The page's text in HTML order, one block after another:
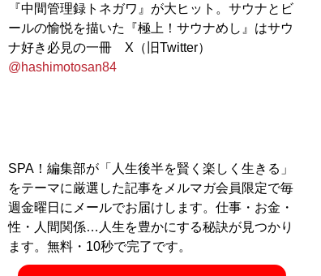
『中間管理録トネガワ』が大ヒット。サウナとビ
ールの愉悦を描いた『極上！サウナめし』はサウ
ナ好き必見の一冊 X（旧Twitter）
@hashimotosan84
SPA！編集部が「人生後半を賢く楽しく生きる」
をテーマに厳選した記事をメルマガ会員限定で毎
週金曜日にメールでお届けします。仕事・お金・
性・人間関係…人生を豊かにする秘訣が見つかり
ます。無料・10秒で完了です。